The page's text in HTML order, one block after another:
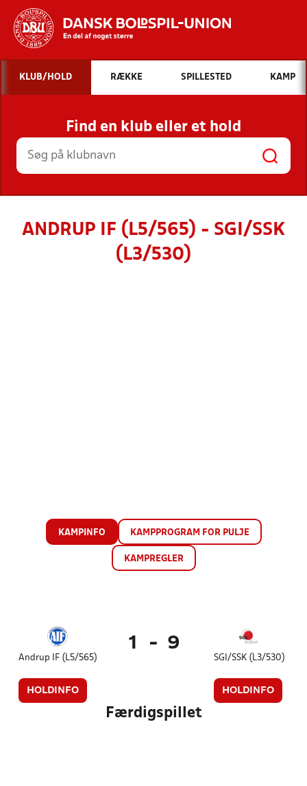
Hvad vil du søge efter?
INDHOLD OG NYHEDER
STILLINGER, RESULTATER, KLUBBER OG
HOLD
KLUB/HOLD RÆKKE SPILLESTED KAMP
Find en klub eller et hold
ANDRUP IF (L5/565) - SGI/SSK
(L3/530)
KAMPINFO KAMPPROGRAM FOR PULJE
KAMPREGLER
Andrup IF (L5/565)
HOLDINFO
1 - 9
SGI/SSK (L3/530)
HOLDINFO
Færdigspillet